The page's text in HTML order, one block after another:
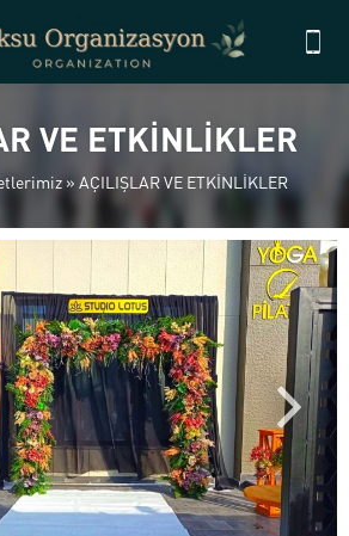
VE ETKİNLİKLER
» AÇILIŞLAR VE ETKİNLİKLER